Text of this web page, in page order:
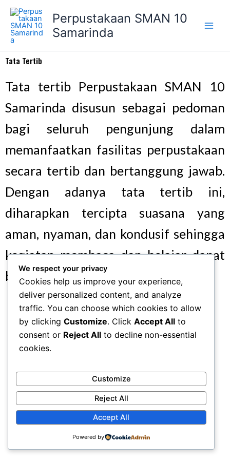
Lewati
konten
Perpustakaan SMAN 10
Samarinda
Tata Tertib
Tata tertib Perpustakaan SMAN 10
Samarinda disusun sebagai pedoman
bagi seluruh pengunjung dalam
memanfaatkan fasilitas perpustakaan
secara tertib dan bertanggung jawab.
Dengan adanya tata tertib ini,
diharapkan tercipta suasana yang
aman, nyaman, dan kondusif sehingga
kegiatan membaca dan belajar dapat
berlangsung dengan baik.
We respect your privacy
Cookies help us improve your experience,
deliver personalized content, and analyze
traffic. You can choose which cookies to allow
by clicking Customize. Click Accept All to
consent or Reject All to decline non-essential
cookies.
Customize
Reject All
Accept All
Powered by